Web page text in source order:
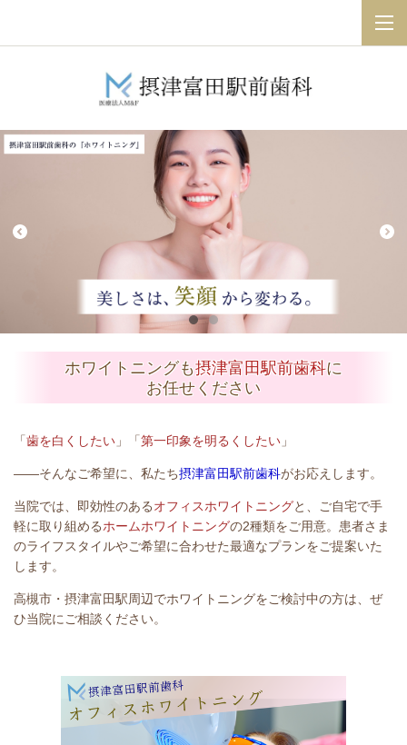
ホワイトニングも摂津富田駅前歯科に
お任せください
「歯を白くしたい 」「第一印象を明るくしたい 」
――そんなご希望に、私たち摂津富田駅前歯科がお応えします。
当院では、即効性のあるオフィスホワイトニングと、ご自宅で手
軽に取り組めるホームホワイトニングの2種類をご用意。患者さま
のライフスタイルやご希望に合わせた最適なプランをご提案いた
します。
高槻市・摂津富田駅周辺でホワイトニングをご検討中の方は、ぜ
ひ当院にご相談ください。